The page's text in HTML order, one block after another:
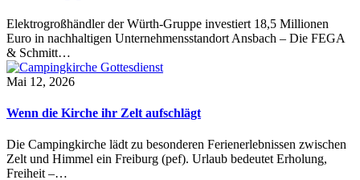
Elektrogroßhändler der Würth-Gruppe investiert 18,5 Millionen
Euro in nachhaltigen Unternehmensstandort Ansbach – Die FEGA
& Schmitt…
Mai 12, 2026
Wenn die Kirche ihr Zelt aufschlägt
Die Campingkirche lädt zu besonderen Ferienerlebnissen zwischen
Zelt und Himmel ein Freiburg (pef). Urlaub bedeutet Erholung,
Freiheit –…